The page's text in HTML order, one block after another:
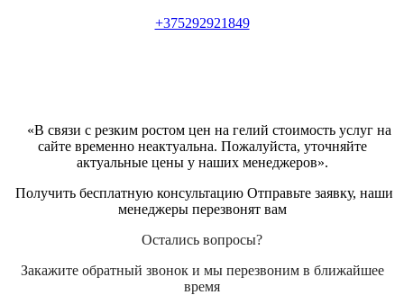
+375292921849
«В связи с резким ростом цен на гелий стоимость услуг на
сайте временно неактуальна. Пожалуйста, уточняйте
актуальные цены у наших менеджеров».
Получить бесплатную консультацию Отправьте заявку, наши
менеджеры перезвонят вам
Остались вопросы?
Закажите обратный звонок и мы перезвоним в ближайшее
время